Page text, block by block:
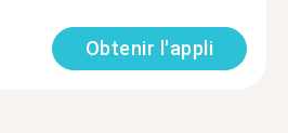
Obtenir l'appli